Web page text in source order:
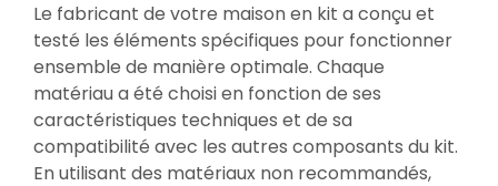
Le fabricant de votre maison en kit a conçu et
testé les éléments spécifiques pour fonctionner
ensemble de manière optimale. Chaque
matériau a été choisi en fonction de ses
caractéristiques techniques et de sa
compatibilité avec les autres composants du kit.
En utilisant des matériaux non recommandés,